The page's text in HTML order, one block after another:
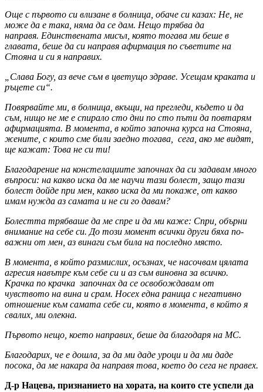
Още с първото си влизане в болница, обаче си казах: Не, не
може да е така, няма да се дам. Нещо трябва да
направя. Единствената мисъл, която тогава ми беше в
главата, беше да си направя афирмация по съветите на
Стояна и си я направих.
„Слава Богу, аз вече съм в цветущо здраве. Усещам краката и
ръцете си“.
Повярвайте ми, в болница, вкъщи, на прегледи, където и да
съм, нищо не ме е спирало сто дни по сто пъти да повтарям
афирмацията. В момента, в който започна курса на Стояна,
жените, с които сме били заедно тогава, сега, ако ме видят,
ще кажат: Това не си ти!
Благодарение на констелациите започнах да си задавам много
въпроси: на какво иска да ме научи тази болест, защо тази
болест дойде при мен, какво иска да ми покаже, от какво
имам нужда аз самата и не си го давам?
Болестта трябваше да ме спре и да ми каже: Спри, обърни
внимание на себе си. До този момент всички други бяха по-
важни от мен, аз винаги съм била на последно място.
В момента, в който размислих, осъзнах, че насочвам цялата
агресия навътре към себе си и аз съм виновна за всичко.
Крачка по крачка започнах да се освобождавам от
чувството на вина и срам. Носех една раница с негативно
отношение към самата себе си, която в момента, в който я
свалих, ми олекна.
Първото нещо, което направих, беше да благодаря на МС.
Благодарих, че е дошла, за да ми даде уроци и да ми даде
посока, да ме накара да направя това, което до сега не правех.
Д-р Нацева, признанието на хората, на които сте успели да